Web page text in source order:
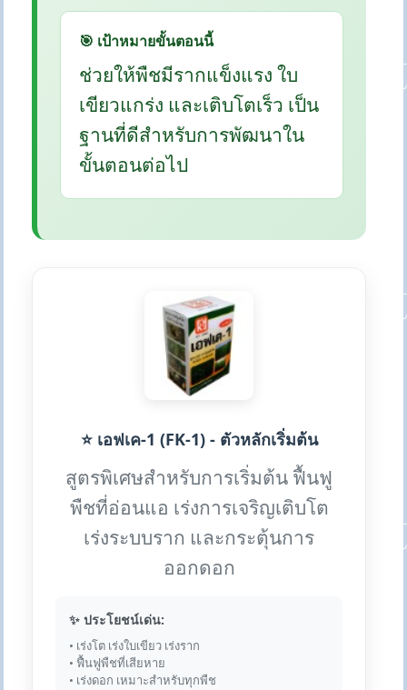
🎯 เป้าหมายขั้นตอนนี้
ช่วยให้พืชมีรากแข็งแรง ใบ
เขียวแกร่ง และเติบโตเร็ว เป็น
ฐานที่ดีสำหรับการพัฒนาใน
ขั้นตอนต่อไป
⭐ เอฟเค-1 (FK-1) - ตัวหลักเริ่มต้น
สูตรพิเศษสำหรับการเริ่มต้น ฟื้นฟู
พืชที่อ่อนแอ เร่งการเจริญเติบโต
เร่งระบบราก และกระตุ้นการ
ออกดอก
✨ ประโยชน์เด่น:
• เร่งโต เร่งใบเขียว เร่งราก
• ฟื้นฟูพืชที่เสียหาย
• เร่งดอก เหมาะสำหรับทุกพืช